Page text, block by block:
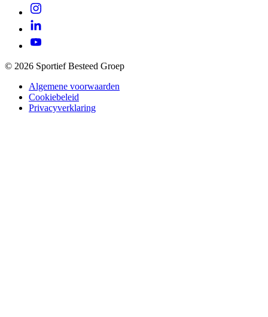
© 2026 Sportief Besteed Groep
Algemene voorwaarden
Cookiebeleid
Privacyverklaring